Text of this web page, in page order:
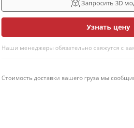
Запросить 3D
Узнать цену
Наши менеджеры обязательно свяжутся с
Стоимость доставки вашего груза мы